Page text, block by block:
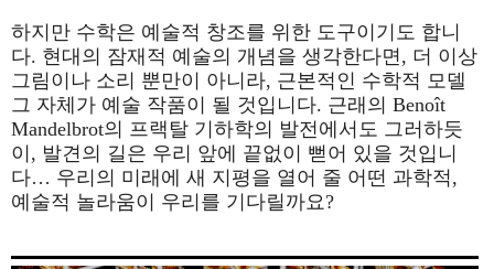
하지만 수학은 예술적 창조를 위한 도구이기도 합니
다. 현대의 잠재적 예술의 개념을 생각한다면, 더 이상
그림이나 소리 뿐만이 아니라, 근본적인 수학적 모델
그 자체가 예술 작품이 될 것입니다. 근래의 Benoît
Mandelbrot의 프랙탈 기하학의 발전에서도 그러하듯
이, 발견의 길은 우리 앞에 끝없이 뻗어 있을 것입니
다… 우리의 미래에 새 지평을 열어 줄 어떤 과학적,
예술적 놀라움이 우리를 기다릴까요?